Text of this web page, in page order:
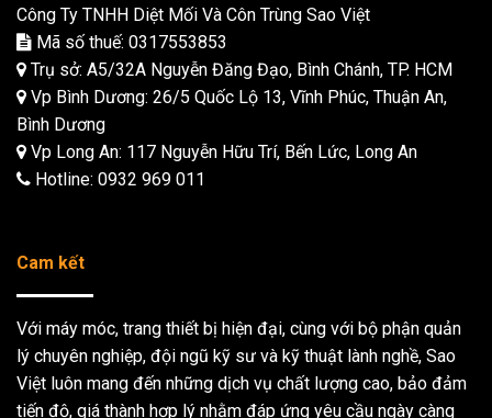
Công Ty TNHH Diệt Mối Và Côn Trùng Sao Việt
Mã số thuế: 0317553853
Trụ sở: A5/32A Nguyễn Đăng Đạo, Bình Chánh, TP. HCM
Vp Bình Dương: 26/5 Quốc Lộ 13, Vĩnh Phúc, Thuận An,
Bình Dương
Vp Long An: 117 Nguyễn Hữu Trí, Bến Lức, Long An
Hotline: 0932 969 011
Cam kết
Với máy móc, trang thiết bị hiện đại, cùng với bộ phận quản
lý chuyên nghiệp, đội ngũ kỹ sư và kỹ thuật lành nghề, Sao
Việt luôn mang đến những dịch vụ chất lượng cao, bảo đảm
tiến độ, giá thành hợp lý nhằm đáp ứng yêu cầu ngày càng